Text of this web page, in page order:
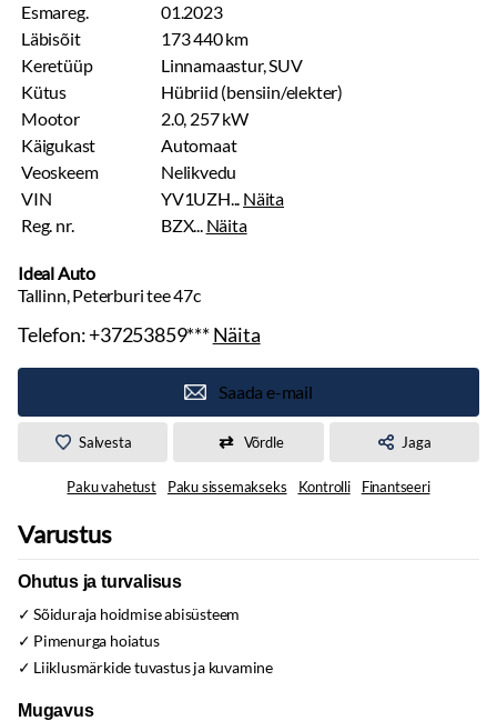
Esmareg.
01.2023
Läbisõit
173 440 km
Keretüüp
Linnamaastur, SUV
Kütus
Hübriid (bensiin/elekter)
Mootor
2.0, 257 kW
Käigukast
Automaat
Veoskeem
Nelikvedu
VIN
YV1UZH... Näita
Reg. nr.
BZX... Näita
Ideal Auto
Tallinn, Peterburi tee 47c
Telefon:+37253859***Näita
Saada e-mail
Salvesta Võrdle Jaga
Paku vahetust Paku sissemakseks Kontrolli Finantseeri
Varustus
Ohutus ja turvalisus
Sõiduraja hoidmise abisüsteem
Pimenurga hoiatus
Liiklusmärkide tuvastus ja kuvamine
Mugavus